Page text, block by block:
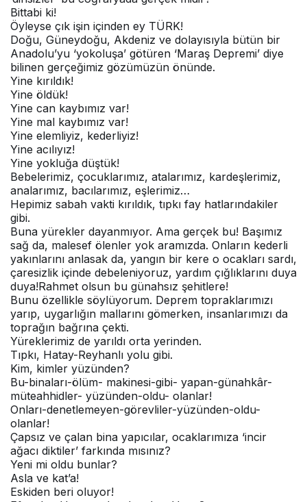
Bittabi ki!
Öyleyse çık işin içinden ey TÜRK!
Doğu, Güneydoğu, Akdeniz ve dolayısıyla bütün bir
Anadolu’yu ‘yokoluşa’ götüren ‘Maraş Depremi’ diye
bilinen gerçeğimiz gözümüzün önünde.
Yine kırıldık!
Yine öldük!
Yine can kaybımız var!
Yine mal kaybımız var!
Yine elemliyiz, kederliyiz!
Yine acılıyız!
Yine yokluğa düştük!
Bebelerimiz, çocuklarımız, atalarımız, kardeşlerimiz,
analarımız, bacılarımız, eşlerimiz…
Hepimiz sabah vakti kırıldık, tıpkı fay hatlarındakiler
gibi.
Buna yürekler dayanmıyor. Ama gerçek bu! Başımız
sağ da, malesef ölenler yok aramızda. Onların kederli
yakınlarını anlasak da, yangın bir kere o ocakları sardı,
çaresizlik içinde debeleniyoruz, yardım çığlıklarını duya
duya!Rahmet olsun bu günahsız şehitlere!
Bunu özellikle söylüyorum. Deprem topraklarımızı
yarıp, uygarlığın mallarını gömerken, insanlarımızı da
toprağın bağrına çekti.
Yüreklerimiz de yarıldı orta yerinden.
Tıpkı, Hatay-Reyhanlı yolu gibi.
Kim, kimler yüzünden?
Bu-binaları-ölüm- makinesi-gibi- yapan-günahkâr-
müteahhidler- yüzünden-oldu- olanlar!
Onları-denetlemeyen-görevliler-yüzünden-oldu-
olanlar!
Çapsız ve çalan bina yapıcılar, ocaklarımıza ‘incir
ağacı diktiler’ farkında mısınız?
Yeni mi oldu bunlar?
Asla ve kat’a!
Eskiden beri oluyor!